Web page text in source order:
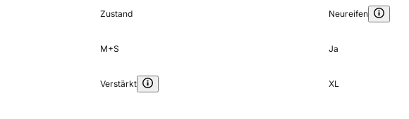
Zustand Neureifen
M+S Ja
Verstärkt XL